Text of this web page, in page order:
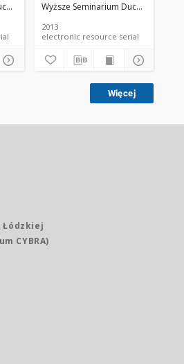
w Łodzi
serial
Wyższe Seminarium Duchowne w
2013
electronic resource serial
Więcej
CYBRA)